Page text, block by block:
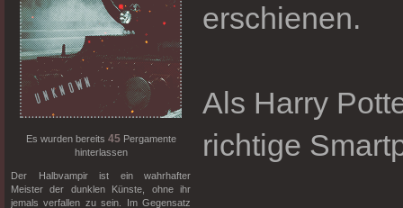
Es wurden bereits 45Pergamente
hinterlassen
Der Halbvampir ist ein wahrhafter
Meister der dunklen Künste, ohne ihr
jemals verfallen zu sein. Im Gegensatz
erschienen.
Als Harry
richtige